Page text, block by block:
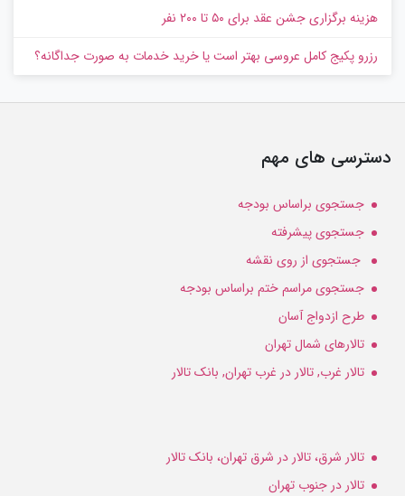
هزینه برگزاری جشن عقد برای ۵۰ تا ۲۰۰ نفر
رزرو پکیج کامل عروسی بهتر است یا خرید خدمات به‌ صورت جداگانه؟
دسترسی های مهم
جستجوی براساس بودجه
جستجوی پیشرفته
جستجوی از روی نقشه
جستجوی مراسم ختم براساس بودجه
طرح ازدواج آسان
تالارهای شمال تهران
تالار غرب, تالار در غرب تهران, بانک تالار
تالار شرق، تالار در شرق تهران، بانک تالار
تالار در جنوب تهران